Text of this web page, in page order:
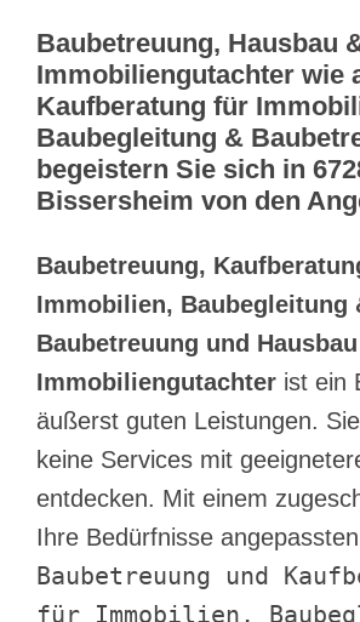
Baubetreuung, Hausbau
Immobiliengutachter wie
Kaufberatung für
Baubegleitung &
begeistern Sie sich in
Bissersheim von den
Baubetreuung,
Immobilien, Baubegleitung
Baubetreuung und
Immobiliengutachter ist ein
äußerst guten Leistungen.
keine Services mit
entdecken. Mit einem
Ihre Bedürfnisse angepassten
Baubetreuung und
für Immobilien,